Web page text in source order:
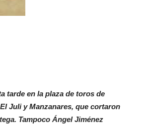
tarde en la plaza de toros de
Juli y Manzanares, que cortaron
Tampoco Ángel Jiménez